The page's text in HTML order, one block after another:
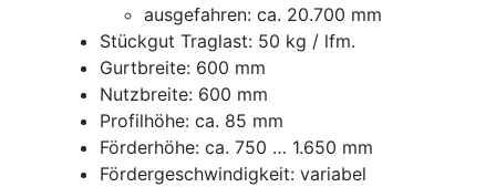
ausgefahren: ca. 20.700 mm
Stückgut Traglast: 50 kg / lfm.
Gurtbreite: 600 mm
Nutzbreite: 600 mm
Profilhöhe: ca. 85 mm
Förderhöhe: ca. 750 … 1.650 mm
Fördergeschwindigkeit: variabel